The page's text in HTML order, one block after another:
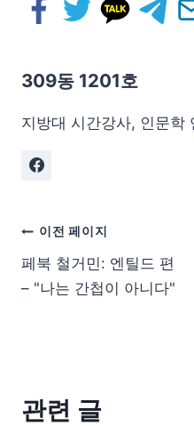
309동 1201호
지방대 시간강사, 인문학
이전 페이지
페북 철거민: 엔틸드 편
– "나는 간첩이 아니다"
관련 글